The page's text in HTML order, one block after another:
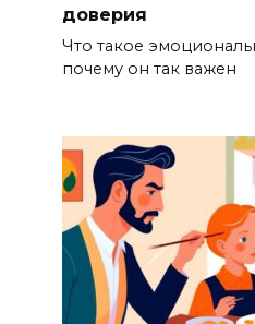
доверия
Что такое
почему он так важен